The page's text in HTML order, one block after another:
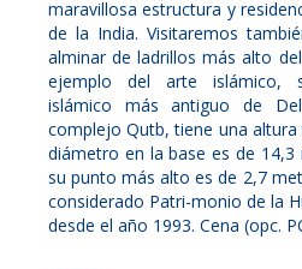
maravillosa estructura y
de la India. Visitaremos
alminar de ladrillos más alto
ejemplo del arte islámico,
islámico más antiguo de
complejo Qutb, tiene una
diámetro en la base es de
su punto más alto es de 2,7
considerado Patri-monio de la
desde el año 1993. Cena (opc.